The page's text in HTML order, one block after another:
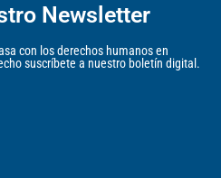
Newsletter
con los derechos humanos en
suscríbete a nuestro boletín digital.